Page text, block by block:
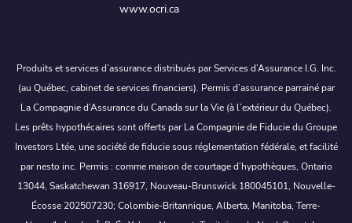
www.ocri.ca
Produits et services d’assurance distribués par Services d’Assurance I.G. Inc.
(au Québec, cabinet de services financiers). Permis d’assurance parrainé par
La Compagnie d’Assurance du Canada sur la Vie (à l’extérieur du Québec).
Les prêts hypothécaires sont offerts par La Compagnie de Fiducie du Groupe
Investors Ltée, une société de fiducie sous réglementation fédérale, et facilité
par nesto inc. Permis : comme maison de courtage d’hypothèques, Ontario
13044, Saskatchewan 316917, Nouveau-Brunswick 180045101, Nouvelle-
Écosse 202507230; Colombie-Britannique, Alberta, Manitoba, Terre-